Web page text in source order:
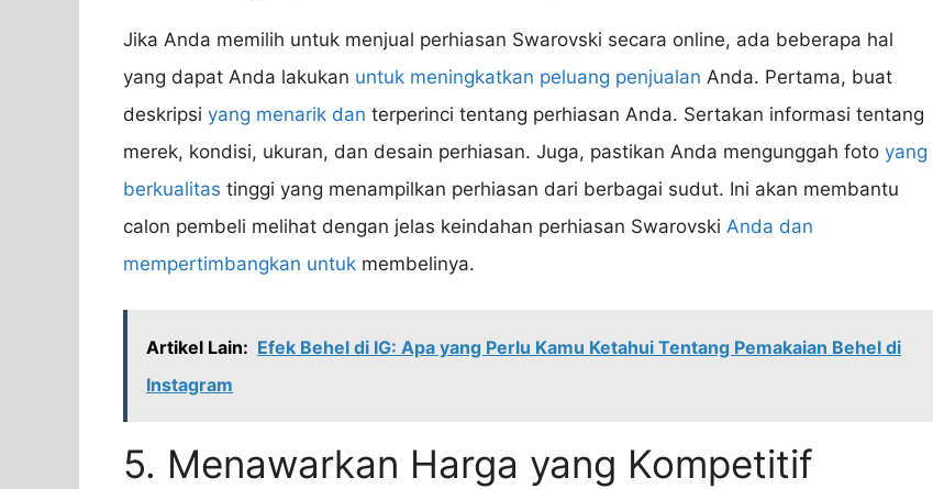
Jika Anda memilih untuk menjual perhiasan Swarovski secara online, ada beberapa hal
yang dapat Anda lakukan untuk meningkatkan peluang penjualan Anda. Pertama, buat
deskripsi yang menarik dan terperinci tentang perhiasan Anda. Sertakan informasi tentang
merek, kondisi, ukuran, dan desain perhiasan. Juga, pastikan Anda mengunggah foto yang
berkualitas tinggi yang menampilkan perhiasan dari berbagai sudut. Ini akan membantu
calon pembeli melihat dengan jelas keindahan perhiasan Swarovski Anda dan
mempertimbangkan untuk membelinya.
Artikel Lain: Efek Behel di IG: Apa yang Perlu Kamu Ketahui Tentang Pemakaian Behel di
Instagram
5. Menawarkan Harga yang Kompetitif